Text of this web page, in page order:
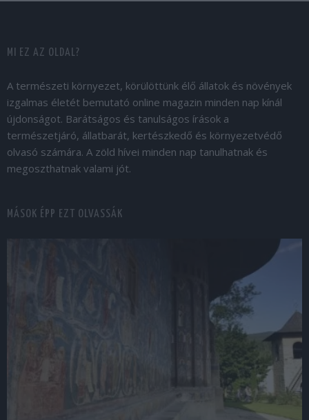
MI EZ AZ OLDAL?
A természeti környezet, körülöttünk élő állatok és növények
izgalmas életét bemutató online magazin minden nap kínál
újdonságot. Barátságos és tanulságos írások a
természetjáró, állatbarát, kertészkedő és környezetvédő
olvasó számára. A zöld hívei minden nap tanulhatnak és
megoszthatnak valami jót.
MÁSOK ÉPP EZT OLVASSÁK